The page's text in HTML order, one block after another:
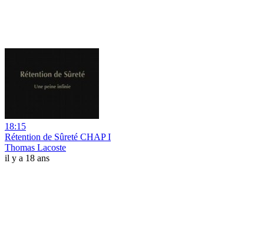
18:15
Rétention de Sûreté CHAP I
Thomas Lacoste
il y a 18 ans